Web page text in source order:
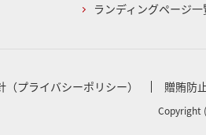
ランディングページ一
プライバシーポリシー） 贈賄防
Copyright